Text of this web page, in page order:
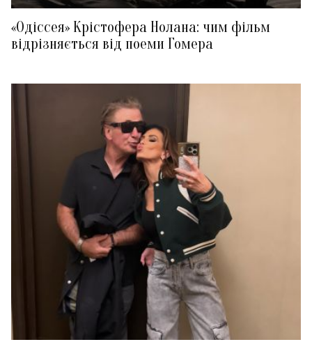
«Одіссея» Крістофера Нолана: чим фільм
відрізняється від поеми Гомера